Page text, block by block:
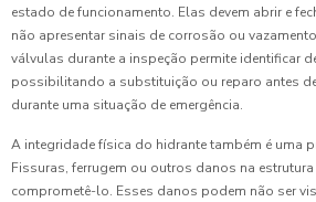
estado de funcionamento. Elas devem abrir e
não apresentar sinais de corrosão ou
válvulas durante a inspeção permite identificar
possibilitando a substituição ou reparo antes
durante uma situação de emergência.
A integridade física do hidrante também é uma
Fissuras, ferrugem ou outros danos na
comprometê-lo. Esses danos podem não ser